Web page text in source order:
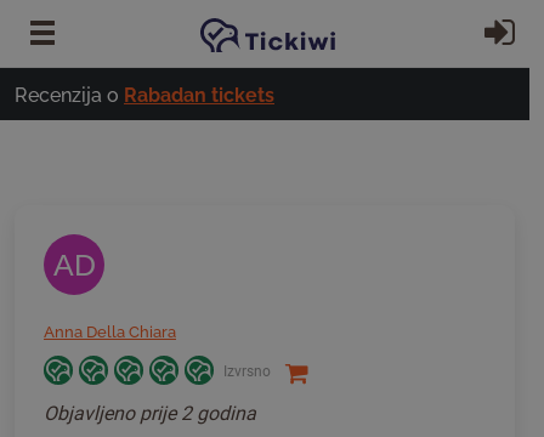
Preskoči na glavni sadržaj
Recenzija o Rabadan tickets
AD
Anna Della Chiara
Izvrsno
Objavljeno prije 2 godina